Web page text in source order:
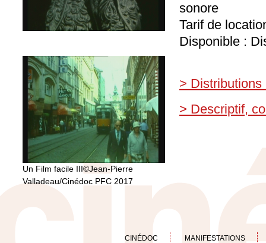
Un Film facile III©Jean-Pierre
Valladeau/Cinédoc PFC 2017
sonore
Tarif de
Disponible :
> Distributions
> Descriptif,
CINÉDOC MANIFESTATIONS